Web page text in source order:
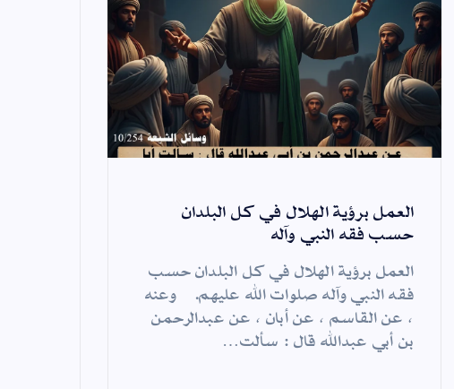
العمل برؤية الهلال في كل البلدان
حسب فقه النبي وآله
العمل برؤية الهلال في كل البلدان حسب
فقه النبي وآله صلوات الله عليهم. وعنه
، عن القاسم ، عن أبان ، عن عبدالرحمن
بن أبي عبدالله قال : سألت…